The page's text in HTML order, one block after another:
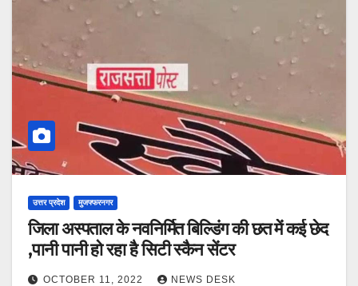
उत्तर प्रदेश मुजफ्फरनगर
जिला अस्पताल के नवनिर्मित बिल्डिंग की छत में कई छेद
,पानी पानी हो रहा है सिटी स्कैन सेंटर
OCTOBER 11, 2022 NEWS DESK